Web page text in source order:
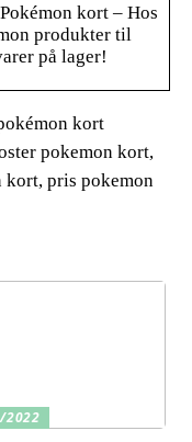
kort – Hos
produkter til
på lager!
kort
pokemon kort,
kort, pris pokemon
2022